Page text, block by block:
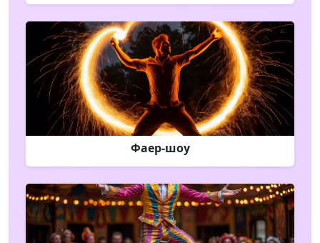
Фаер-шоу